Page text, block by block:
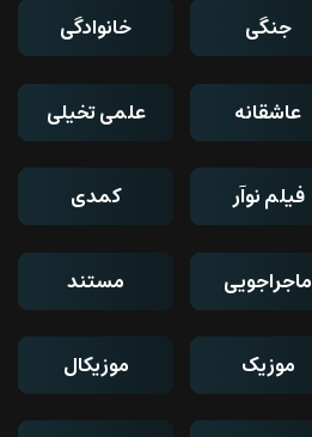
جنگی خانوادگی
عاشقانه علمی تخیلی
فیلم نوآر کمدی
ماجراجویی مستند
موزیک موزیکال